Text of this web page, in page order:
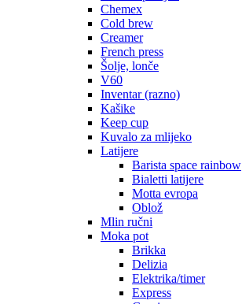
Chemex
Cold brew
Creamer
French press
Šolje, lonče
V60
Inventar (razno)
Kašike
Keep cup
Kuvalo za mlijeko
Latijere
Barista space rainbow
Bialetti latijere
Motta evropa
Oblož
Mlin ručni
Moka pot
Brikka
Delizia
Elektrika/timer
Express